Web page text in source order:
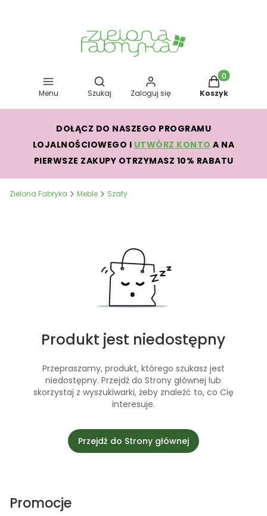
Menu
Otwórz wyszukiwarkę
Szukaj Zaloguj się
Produkty w
Koszyk
DOŁĄCZ DO NASZEGO PROGRAMU
LOJALNOŚCIOWEGO I UTWÓRZ KONTO A NA
PIERWSZE ZAKUPY OTRZYMASZ 10% RABATU
Zielona Fabryka Meble Szafy
Produkt jest niedostępny
Przepraszamy, produkt, którego szukasz jest
niedostępny. Przejdź do Strony głównej lub
skorzystaj z wyszukiwarki, żeby znaleźć to, co Cię
interesuje.
Przejdź do Strony głównej
Promocje